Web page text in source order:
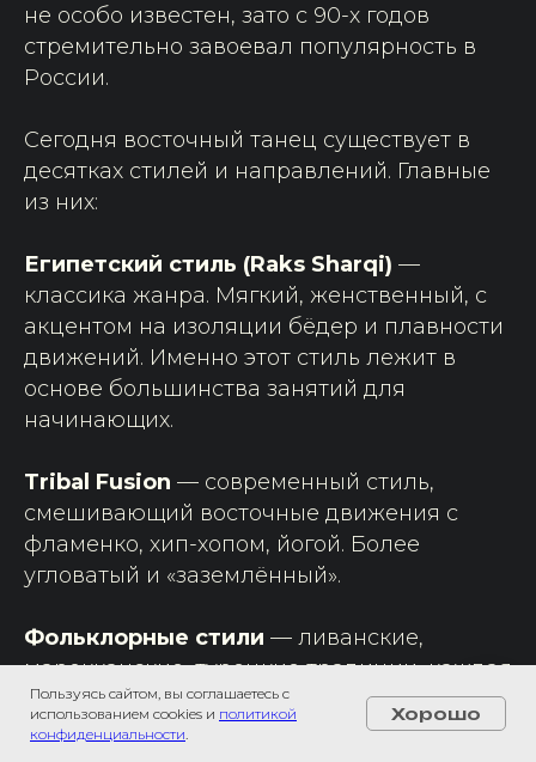
не особо известен, зато с 90-х годов
стремительно завоевал популярность в
России.
Сегодня восточный танец существует в
десятках стилей и направлений. Главные
из них:
Египетский стиль (Raks Sharqi) —
классика жанра. Мягкий, женственный, с
акцентом на изоляции бёдер и плавности
движений. Именно этот стиль лежит в
основе большинства занятий для
начинающих.
Tribal Fusion — современный стиль,
смешивающий восточные движения с
фламенко, хип-хопом, йогой. Более
угловатый и «заземлённый».
Фольклорные стили — ливанские,
марокканские, турецкие традиции, каждая
со своим характером и движениями.
Мы на связи!
Пользуясь сайтом, вы соглашаетесь с
использованием cookies и политикой
конфиденциальности.
Хорошо